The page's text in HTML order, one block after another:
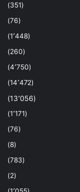
(351)
(76)
(1٬448)
(260)
(4٬750)
(14٬472)
(13٬056)
(1٬171)
(76)
(8)
(783)
(2)